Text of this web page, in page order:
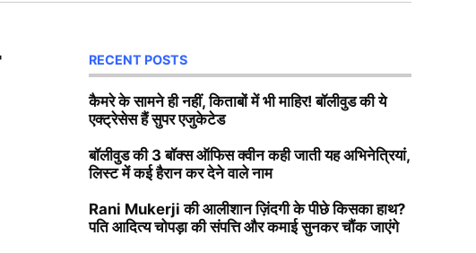
RECENT POSTS
कैमरे के सामने ही नहीं, किताबों में भी माहिर! बॉलीवुड की ये
एक्ट्रेसेस हैं सुपर एजुकेटेड
बॉलीवुड की 3 बॉक्स ऑफिस क्वीन कही जाती यह अभिनेत्रियां,
लिस्ट में कई हैरान कर देने वाले नाम
Rani Mukerji की आलीशान ज़िंदगी के पीछे किसका हाथ?
पति आदित्य चोपड़ा की संपत्ति और कमाई सुनकर चौंक जाएंगे